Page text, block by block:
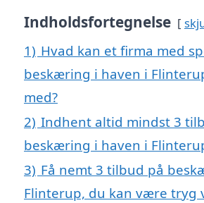
Indholdsfortegnelse
1) Hvad kan et firma med
beskæring i haven i
med?
2) Indhent altid mindst 3
beskæring i haven i
3) Få nemt 3 tilbud på
Flinterup, du kan være tryg